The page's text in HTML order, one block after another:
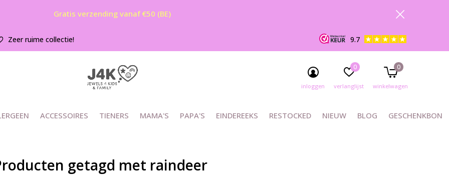
ACCESSOIRES TIENERS MAMA'S PAPA'S EINDEREEKS RESTOCKED NIEUW BLOG GESCHENKBON
inloggen verlanglijst
0
winkelwagen
0
Zeer ruime collectie! 9.7
Gratis verzending vanaf €50 (BE)
getagd met raindeer